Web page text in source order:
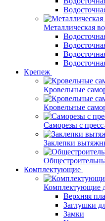
Металлическая
Крепеж
Кровельные
Кровельные
Саморезы с
Заклепки
Комплектующие
Комплектующие
Верхняя
Заглушки
Замки